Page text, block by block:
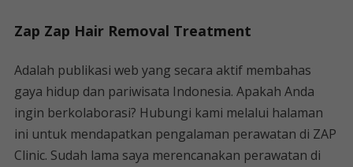
Zap Zap Hair Removal Treatment
Adalah publikasi web yang secara aktif membahas
gaya hidup dan pariwisata Indonesia. Apakah Anda
ingin berkolaborasi? Hubungi kami melalui halaman
ini untuk mendapatkan pengalaman perawatan di ZAP
Clinic. Sudah lama saya merencanakan perawatan di